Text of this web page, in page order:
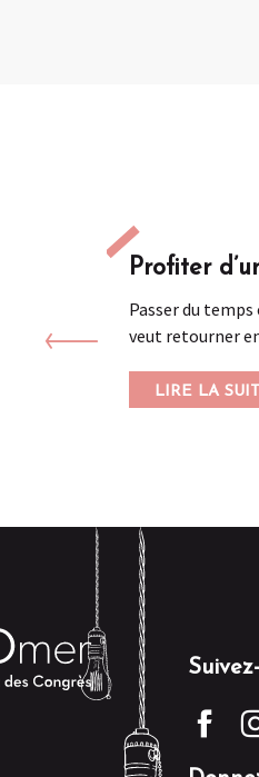
Profiter
Passer du
veut retourner
LIRE LA